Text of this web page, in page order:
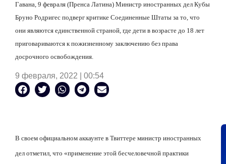
Гавана, 9 февраля (Пренса Латина) Министр иностранных дел Кубы
Бруно Родригес подверг критике Соединенные Штаты за то, что
они являются единственной страной, где дети в возрасте до 18 лет
приговариваются к пожизненному заключению без права
досрочного освобождения.
9 февраля, 2022 | 00:54
В своем официальном аккаунте в Твиттере министр иностранных
дел отметил, что «применение этой бесчеловечной практики